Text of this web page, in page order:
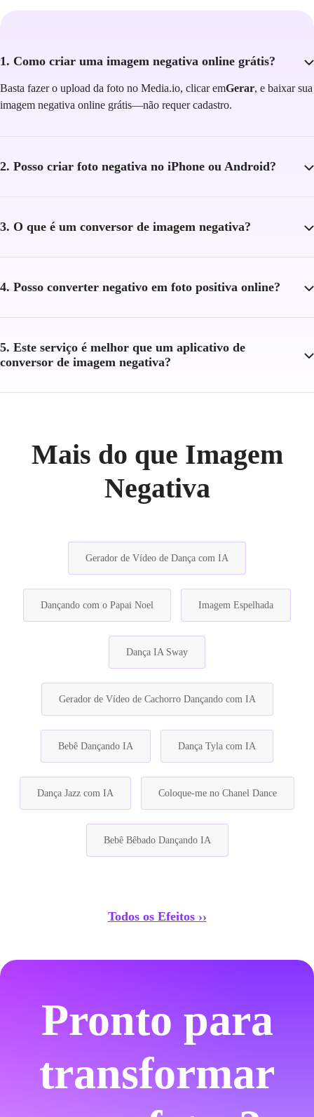
1. Como criar uma imagem negativa online grátis?
Basta fazer o upload da foto no Media.io, clicar emGerar, e baixar sua
imagem negativa online grátis—não requer cadastro.
2. Posso criar foto negativa no iPhone ou Android?
3. O que é um conversor de imagem negativa?
4. Posso converter negativo em foto positiva online?
5. Este serviço é melhor que um aplicativo de
conversor de imagem negativa?
Mais do que Imagem
Negativa
Gerador de Vídeo de Dança com IA
Dançando com o Papai Noel Imagem Espelhada
Dança IA Sway
Gerador de Vídeo de Cachorro Dançando com IA
Bebê Dançando IA Dança Tyla com IA
Dança Jazz com IA Coloque-me no Chanel Dance
Bebê Bêbado Dançando IA
Todos os Efeitos ››
Pronto para
transformar